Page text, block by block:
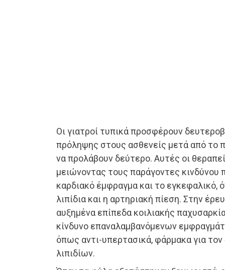
Οι γιατροί τυπικά προσφέρουν
πρόληψης στους ασθενείς μετά από το
να προλάβουν δεύτερο. Αυτές οι
μειώνοντας τους παράγοντες κινδύνου
καρδιακό έμφραγμα και το
λιπίδια και η αρτηριακή πίεση. Στην
αυξημένα επίπεδα κοιλιακής
κίνδυνο επαναλαμβανόμενων
όπως αντι-υπερτασικά, φάρμακα για
λιπιδίων.